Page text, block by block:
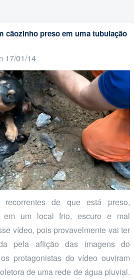
cãozinho preso em uma tubulação
17/01/14
de que está preso,
em um local frio, escuro e mal
vídeo, pois provavelmente vai ter
pela aflição das imagens do
protagonistas do vídeo ouviram
de uma rede de água pluvial.